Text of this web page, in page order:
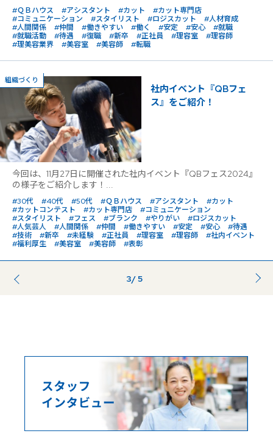
#ＱＢハウス #アシスタント #カット
#カット専門店
#コミュニケーション
#スタイリスト #ロジスカット
#人材育成
#人間関係
#仲間 #働きやすい #働く #安定 #安心
#就職
#就職活動
#待遇 #復職 #新卒 #正社員 #理容室
#理容師
#理美容業界
#美容室 #美容師 #転職
組織づくり
社内イベント『QBフェ
ス』をご紹介！
今回は、11月27日に開催された社内イベント『QBフェス2024』
の様子をご紹介します！...
#30代 #40代 #50代 #ＱＢハウス #アシスタント
#カット
#カットコンテスト
#カット専門店
#コミュニケーション
#スタイリスト
#フェス #ブランク #やりがい
#ロジスカット
#人気芸人
#人間関係 #仲間 #働きやすい #安定 #安心
#待遇
#技術
#新卒 #未経験 #正社員 #理容室 #理容師
#社内イベント
#福利厚生
#美容室 #美容師 #表彰
3/ 5